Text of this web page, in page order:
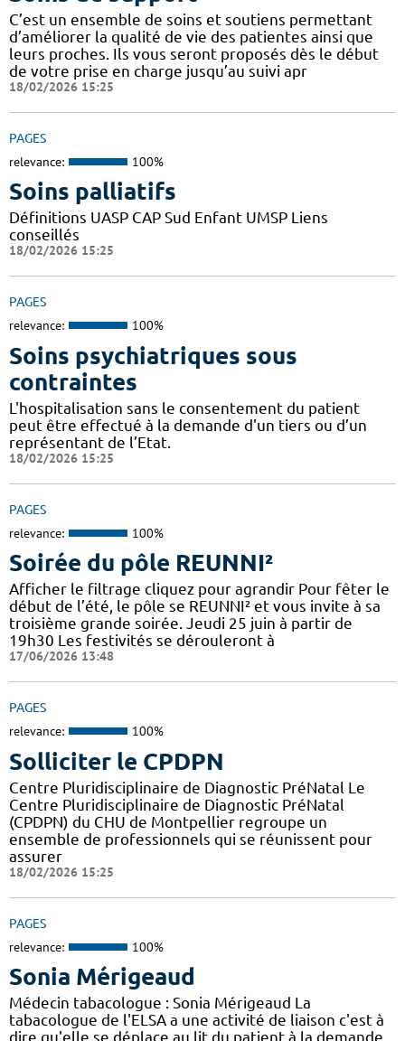
C’est un ensemble de soins et soutiens permettant
d’améliorer la qualité de vie des patientes ainsi que
leurs proches. Ils vous seront proposés dès le début
de votre prise en charge jusqu’au suivi apr
18/02/2026 15:25
PAGES
relevance: 100%
Soins palliatifs
Définitions UASP CAP Sud Enfant UMSP Liens
conseillés
18/02/2026 15:25
PAGES
relevance: 100%
Soins psychiatriques sous
contraintes
L'hospitalisation sans le consentement du patient
peut être effectué à la demande d'un tiers ou d’un
représentant de l’Etat.
18/02/2026 15:25
PAGES
relevance: 100%
Soirée du pôle REUNNI²
Afficher le filtrage cliquez pour agrandir Pour fêter le
début de l’été, le pôle se REUNNI² et vous invite à sa
troisième grande soirée. Jeudi 25 juin à partir de
19h30 Les festivités se dérouleront à
17/06/2026 13:48
PAGES
relevance: 100%
Solliciter le CPDPN
Centre Pluridisciplinaire de Diagnostic PréNatal Le
Centre Pluridisciplinaire de Diagnostic PréNatal
(CPDPN) du CHU de Montpellier regroupe un
ensemble de professionnels qui se réunissent pour
assurer
18/02/2026 15:25
PAGES
relevance: 100%
Sonia Mérigeaud
Médecin tabacologue : Sonia Mérigeaud La
tabacologue de l'ELSA a une activité de liaison c'est à
dire qu'elle se déplace au lit du patient à la demande